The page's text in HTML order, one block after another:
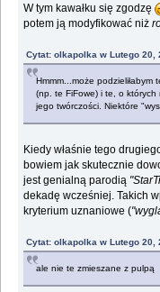
W tym kawałku się zgodzę
potem ją modyfikować niż
Cytat: olkapolka w Lutego 20,
Hmmm...może
(np. te FiFowe) i te, o których
jego twórczości. Niektóre
Kiedy właśnie tego
bowiem jak skutecznie
jest genialną parodią
dekadę wcześniej. Takich
kryterium uznaniowe (
Cytat: olkapolka w Lutego 20,
ale nie te zmieszane z pulpą